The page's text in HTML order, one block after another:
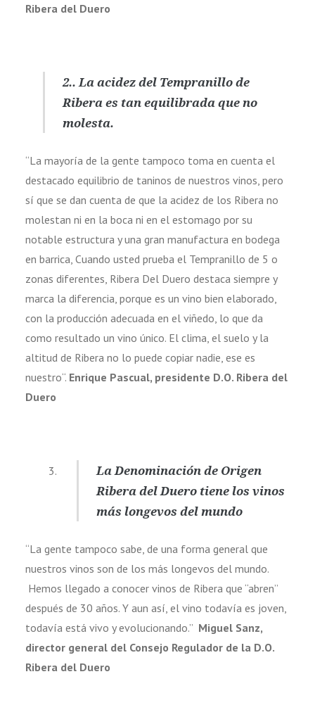
Ribera del Duero
2.. La acidez del Tempranillo de
Ribera es tan equilibrada que no
molesta.
“La mayoría de la gente tampoco toma en cuenta el
destacado equilibrio de taninos de nuestros vinos, pero
sí que se dan cuenta de que la acidez de los Ribera no
molestan ni en la boca ni en el estomago por su
notable estructura y una gran manufactura en bodega
en barrica, Cuando usted prueba el Tempranillo de 5 o
zonas diferentes, Ribera Del Duero destaca siempre y
marca la diferencia, porque es un vino bien elaborado,
con la producción adecuada en el viñedo, lo que da
como resultado un vino único. El clima, el suelo y la
altitud de Ribera no lo puede copiar nadie, ese es
nuestro“. Enrique Pascual, presidente D.O. Ribera del
Duero
La Denominación de Origen
Ribera del Duero tiene los vinos
más longevos del mundo
“La gente tampoco sabe, de una forma general que
nuestros vinos son de los más longevos del mundo.
Hemos llegado a conocer vinos de Ribera que “abren”
después de 30 años. Y aun así, el vino todavía es joven,
todavía está vivo y evolucionando.” Miguel Sanz,
director general del Consejo Regulador de la D.O.
Ribera del Duero